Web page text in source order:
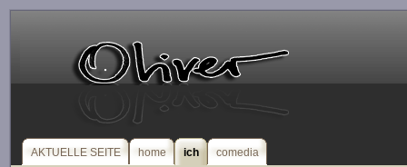
AKTUELLE SEITE home ich comedia